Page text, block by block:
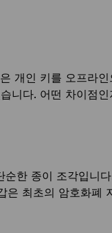
개인 키를 오프라
니다. 어떤 차이점
한 종이 조각입니
최초의 암호화폐